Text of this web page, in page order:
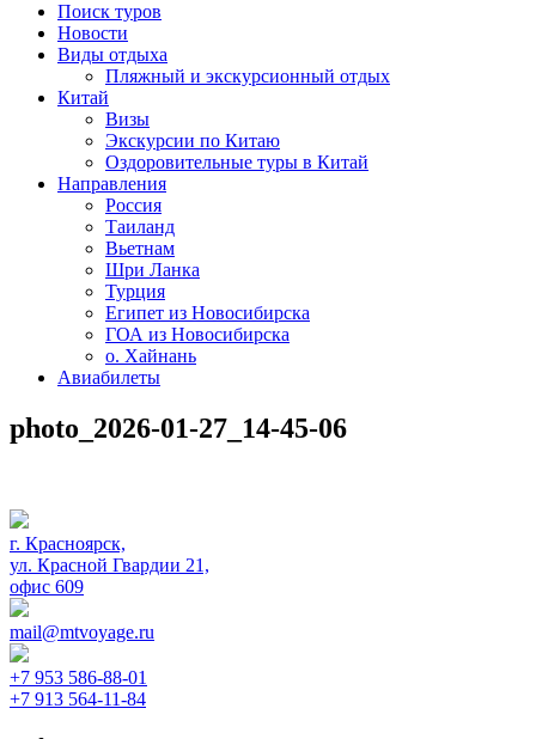
Поиск туров
Новости
Виды отдыха
Пляжный и экскурсионный отдых
Китай
Визы
Экскурсии по Китаю
Оздоровительные туры в Китай
Направления
Россия
Таиланд
Вьетнам
Шри Ланка
Турция
Египет из Новосибирска
ГОА из Новосибирска
о. Хайнань
Авиабилеты
photo_2026-01-27_14-45-06
г. Красноярск,
ул. Красной Гвардии 21,
офис 609
mail@mtvoyage.ru
+7 953 586-88-01
+7 913 564-11-84